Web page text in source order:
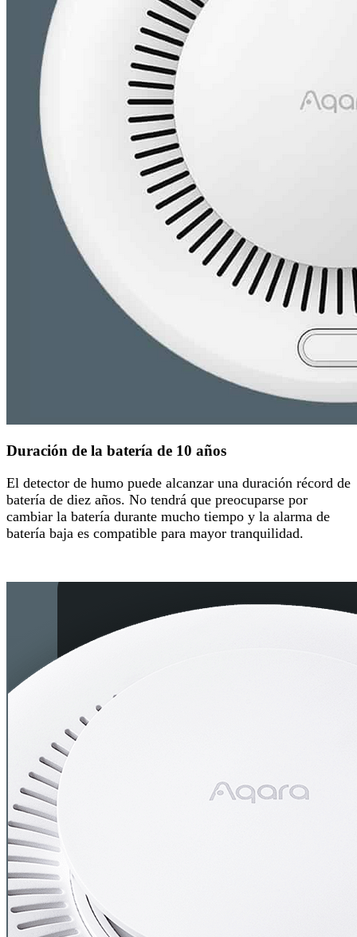
Duración de la batería de 10 años
El detector de humo puede alcanzar una duración récord de
batería de diez años. No tendrá que preocuparse por
cambiar la batería durante mucho tiempo y la alarma de
batería baja es compatible para mayor tranquilidad.